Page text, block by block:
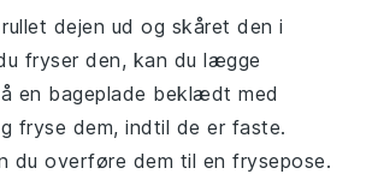
dejen ud og skåret den i
fryser den, kan du lægge
en bageplade beklædt med
fryse dem, indtil de er faste.
du overføre dem til en frysepose.